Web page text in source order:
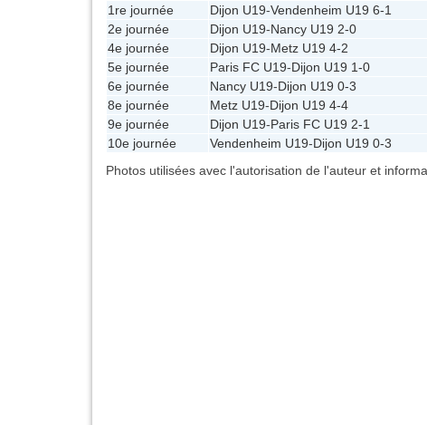
1re journée
Dijon U19-Vendenheim U19 6-1
2e journée
Dijon U19-Nancy U19 2-0
4e journée
Dijon U19-Metz U19 4-2
5e journée
Paris FC U19-Dijon U19 1-0
6e journée
Nancy U19-Dijon U19 0-3
8e journée
Metz U19-Dijon U19 4-4
9e journée
Dijon U19-Paris FC U19 2-1
10e journée
Vendenheim U19-Dijon U19 0-3
Photos utilisées avec l'autorisation de l'auteur et